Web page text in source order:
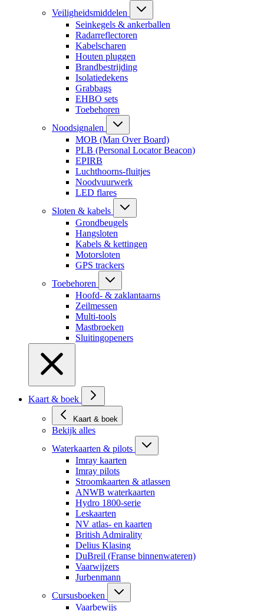
Veiligheidsmiddelen
Seinkegels & ankerballen
Radarreflectoren
Kabelscharen
Houten pluggen
Brandbestrijding
Isolatiedekens
Grabbags
EHBO sets
Toebehoren
Noodsignalen
MOB (Man Over Board)
PLB (Personal Locator Beacon)
EPIRB
Luchthoorns-fluitjes
Noodvuurwerk
LED flares
Sloten & kabels
Grondbeugels
Hangsloten
Kabels & kettingen
Motorsloten
GPS trackers
Toebehoren
Hoofd- & zaklantaarns
Zeilmessen
Multi-tools
Mastbroeken
Sluitingopeners
Kaart & boek
Kaart & boek
Bekijk alles
Waterkaarten & pilots
Imray kaarten
Imray pilots
Stroomkaarten & atlassen
ANWB waterkaarten
Hydro 1800-serie
Leskaarten
NV atlas- en kaarten
British Admirality
Delius Klasing
DuBreil (Franse binnenwateren)
Vaarwijzers
Jurbenmann
Cursusboeken
Vaarbewijs